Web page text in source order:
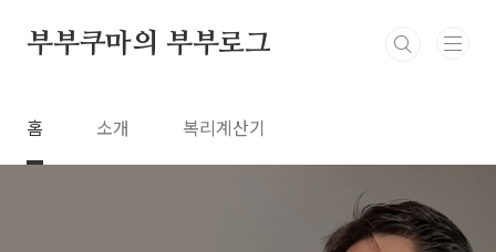
부부쿠마의 부부로그
홈 소개 복리계산기